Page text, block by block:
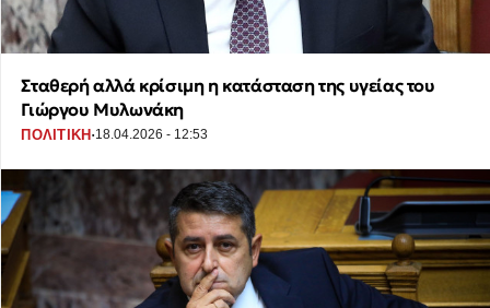
Σταθερή αλλά κρίσιμη η κατάσταση της υγείας του
Γιώργου Μυλωνάκη
ΠΟΛΙΤΙΚΗ ·18.04.2026 - 12:53